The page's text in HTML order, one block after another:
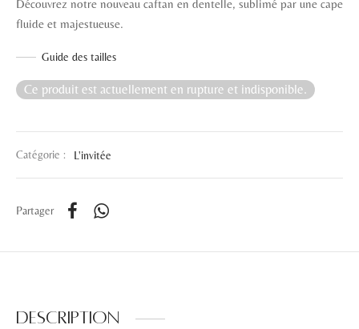
Découvrez notre nouveau caftan en dentelle, sublimé par une cape
fluide et majestueuse.
Guide des tailles
Ce produit est actuellement en rupture et indisponible.
Catégorie : L'invitée
Partager
Description